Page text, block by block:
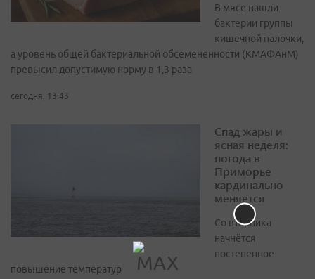
В мясе нашли
бактерии группы
кишечной палочки,
а уровень общей бактериальной обсемененности (КМАФАнМ)
превысил допустимую норму в 1,3 раза
сегодня, 13:43
Спад жары и
ясная неделя:
погода в
Приморье
кардинально
меняется
Со вторника
начнётся
постепенное
повышение температур